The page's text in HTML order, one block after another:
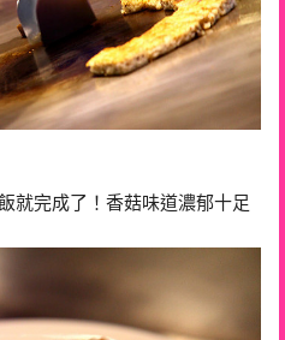
就完成了！香菇味道濃郁十足